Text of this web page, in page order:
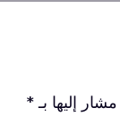
إليها بـ*